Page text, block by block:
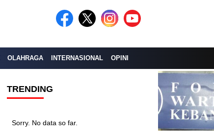
OLAHRAGA INTERNASIONAL OPINI
TRENDING
Sorry. No data so far.